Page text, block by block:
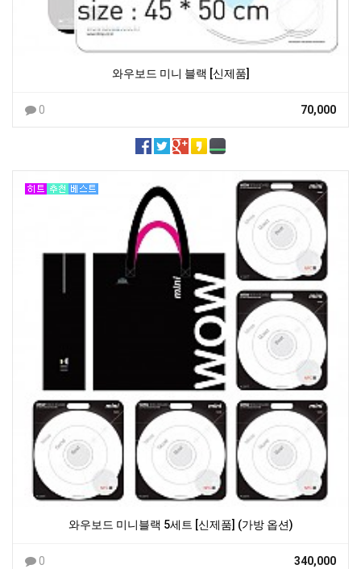
와우보드 미니 블랙 [신제품]
0 70,000
와우보드 미니블랙 5세트 [신제품] (가방 옵션)
0 340,000